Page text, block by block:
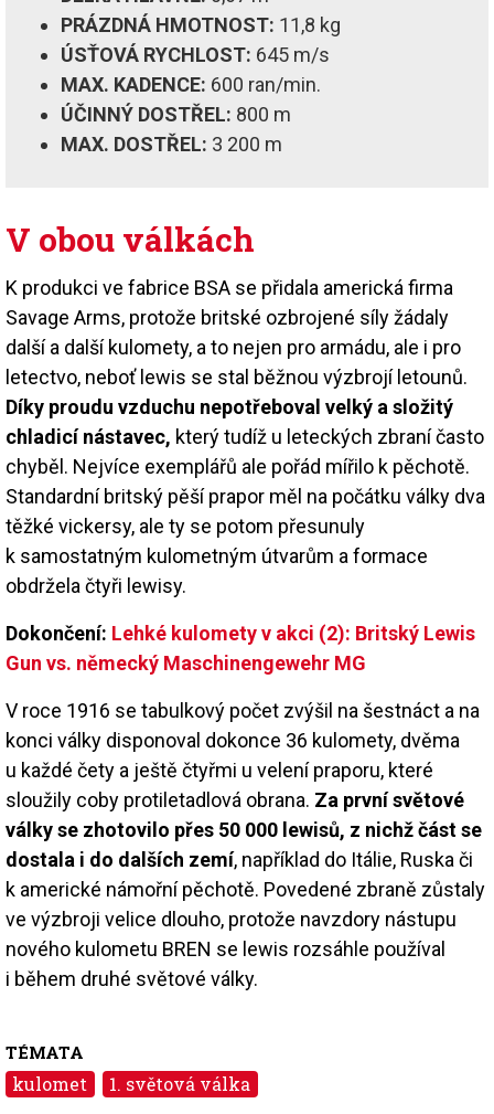
PRÁZDNÁ HMOTNOST: 11,8 kg
ÚSŤOVÁ RYCHLOST: 645 m/s
MAX. KADENCE: 600 ran/min.
ÚČINNÝ DOSTŘEL: 800 m
MAX. DOSTŘEL: 3 200 m
V obou válkách
K produkci ve fabrice BSA se přidala americká firma
Savage Arms, protože britské ozbrojené síly žádaly
další a další kulomety, a to nejen pro armádu, ale i pro
letectvo, neboť lewis se stal běžnou výzbrojí letounů.
Díky proudu vzduchu nepotřeboval velký a složitý
chladicí nástavec, který tudíž u leteckých zbraní často
chyběl. Nejvíce exemplářů ale pořád mířilo k pěchotě.
Standardní britský pěší prapor měl na počátku války dva
těžké vickersy, ale ty se potom přesunuly
k samostatným kulometným útvarům a formace
obdržela čtyři lewisy.
Dokončení: Lehké kulomety v akci (2): Britský Lewis
Gun vs. německý Maschinengewehr MG
V roce 1916 se tabulkový počet zvýšil na šestnáct a na
konci války disponoval dokonce 36 kulomety, dvěma
u každé čety a ještě čtyřmi u velení praporu, které
sloužily coby protiletadlová obrana. Za první světové
války se zhotovilo přes 50 000 lewisů, z nichž část se
dostala i do dalších zemí, například do Itálie, Ruska či
k americké námořní pěchotě. Povedené zbraně zůstaly
ve výzbroji velice dlouho, protože navzdory nástupu
nového kulometu BREN se lewis rozsáhle používal
i během druhé světové války.
TÉMATA
kulomet 1. světová válka